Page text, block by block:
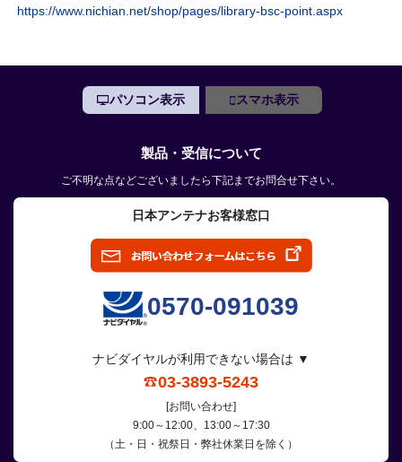
https://www.nichian.net/shop/pages/library-bsc-point.aspx
パソコン表示 スマホ表示
製品・受信について
ご不明な点などございましたら下記までお問合せ下さい。
日本アンテナお客様窓口
0570-091039
ナビダイヤルが利用できない場合は ▼
03-3893-5243
[お問い合わせ]
9:00～12:00、13:00～17:30
（土・日・祝祭日・弊社休業日を除く）